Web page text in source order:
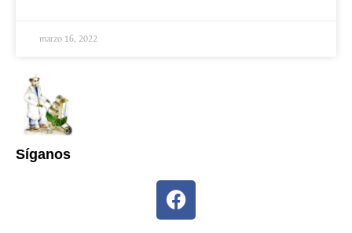
marzo 16, 2022
Síganos